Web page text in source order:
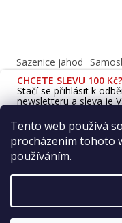
Tento web používá
procházením tohoto
používáním.
Sazenice jahod
Informace o
CHCETE SLEVU 100 Kč?
Stačí se přihlásit k
newsletteru a sleva je
Ano, chci se přihlásit
Zásady